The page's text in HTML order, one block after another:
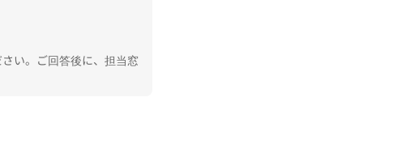
い。ご回答後に、担当窓